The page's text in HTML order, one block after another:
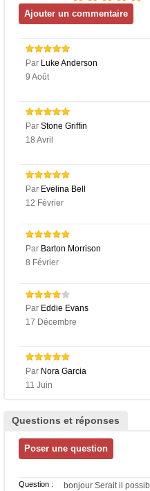
Par Luke Anderson
9 Août
Par Stone Griffin
18 Avril
Par Evelina Bell
12 Février
Par Barton Morrison
8 Février
Par Eddie Evans
17 Décembre
Par Nora Garcia
11 Juin
Questions et réponses
Question : bonjour Serait il